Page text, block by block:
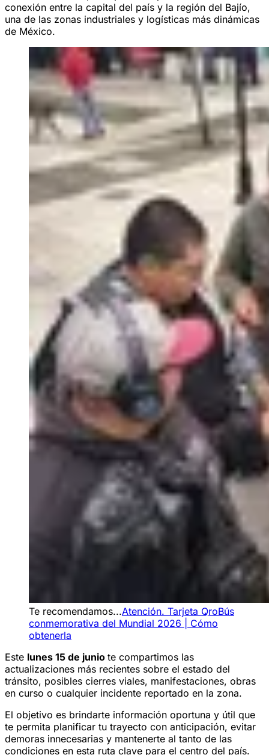
conexión entre la capital del país y la región del Bajío,
una de las zonas industriales y logísticas más dinámicas
de México.
Te recomendamos...Atención. Tarjeta QroBús
conmemorativa del Mundial 2026 | Cómo
obtenerla
Este lunes 15 de junio te compartimos las
actualizaciones más recientes sobre el estado del
tránsito, posibles cierres viales, manifestaciones, obras
en curso o cualquier incidente reportado en la zona.
El objetivo es brindarte información oportuna y útil que
te permita planificar tu trayecto con anticipación, evitar
demoras innecesarias y mantenerte al tanto de las
condiciones en esta ruta clave para el centro del país.